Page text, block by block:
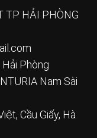
TP HẢI PHÒNG
Phòng
Nam Sài
Cầu Giấy, Hà